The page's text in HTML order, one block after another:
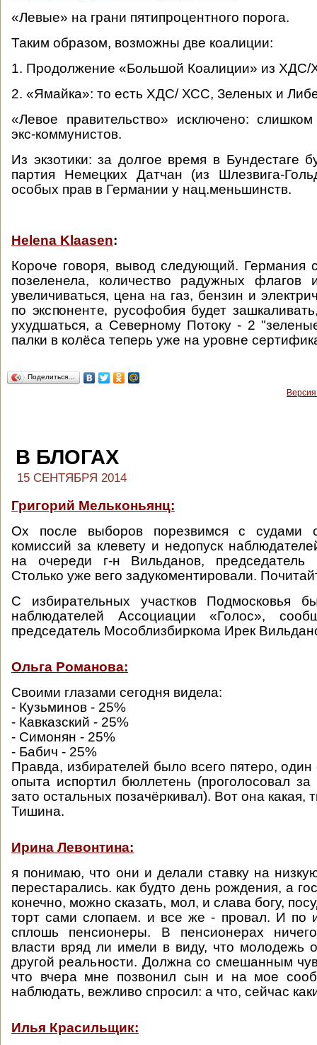
«Левые» на грани пятипроцентного порога.
Таким образом, возможны две коалиции:
1. Продолжение «Большой Коалиции» из
2. «Ямайка»: то есть ХДС/ ХСС, Зеленых и
«Левое правительство» исключено: слишком
экс-коммунистов.
Из экзотики: за долгое время в Бундестаге
партия Немецких Датчан (из Шлезвига-
особых прав в Германии у нац.меньшинств.
Helena Klaasen:
Короче говоря, вывод следующий. Германия
позеленела, количество радужных флагов
увеличиваться, цена на газ, бензин и
по экспоненте, русофобия будет
ухудшаться, а Северному Потоку - 2
палки в колёса теперь уже на уровне
Поделиться…
В БЛОГАХ
15 СЕНТЯБРЯ 2014
Григорий Мельконьянц:
Ох после выборов порезвимся с судами
комиссий за клевету и недопуск
на очереди г-н Вильданов, председатель
Столько уже вего задукоментировали.
С избирательных участков Подмосковья
наблюдателей Ассоциации «Голос»,
председатель Мособлизбиркома Ирек
Ольга Романова:
Своими глазами сегодня видела:
- Кузьминов - 25%
- Кавказский - 25%
- Симонян - 25%
- Бабич - 25%
Правда, избирателей было всего пятеро,
опыта испортил бюллетень (проголосовал за
зато остальных позачёркивал). Вот она какая,
Тишина.
Ирина Левонтина:
я понимаю, что они и делали ставку на
перестарались. как будто день рождения, а
конечно, можно сказать, мол, и слава богу,
торт сами слопаем. и все же - провал. И по
сплошь пенсионеры. В пенсионерах
власти вряд ли имели в виду, что молодежь
другой реальности. Должна со смешанным
что вчера мне позвонил сын и на мое
наблюдать, вежливо спросил: а что, сейчас
Илья Красильщик: